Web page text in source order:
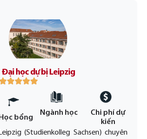
Đại học dự bị Leipzig
bổng
Ngành học
Chi phí dự
kiến
(Studienkolleg Sachsen) chuyên